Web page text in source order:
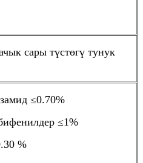
сары түстөгү тунук
≤0.70%
≤1%
%